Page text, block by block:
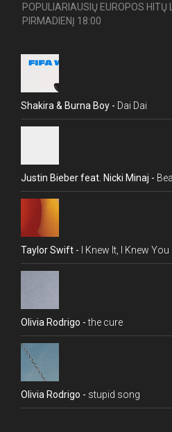
POPULIARIAUSIŲ EUROPOS HITŲ
PIRMADIENĮ 18:00
Shakira & Burna Boy - Dai Dai
Justin Bieber feat. Nicki Minaj -
Taylor Swift - I Knew It, I Knew You
Olivia Rodrigo -the cure
Olivia Rodrigo - stupid song